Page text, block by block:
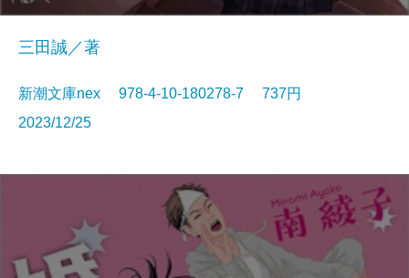
三田誠／著
新潮文庫nex 978-4-10-180278-7 737円
2023/12/25